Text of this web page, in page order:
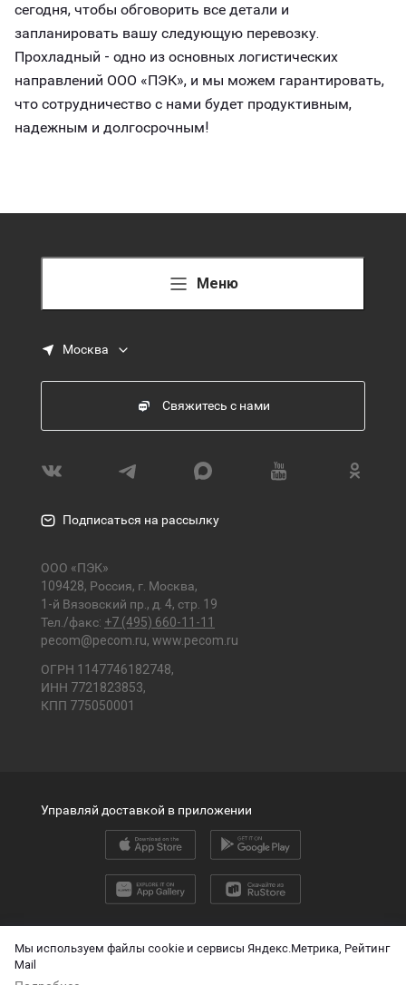
Мы используем файлы cookie и сервисы Яндекс.Метрика, Рейтинг
Mail
сегодня, чтобы обговорить все детали и
запланировать вашу следующую перевозку.
Прохладный - одно из основных логистических
направлений ООО «ПЭК», и мы можем гарантировать,
что сотрудничество с нами будет продуктивным,
надежным и долгосрочным!
Меню
Москва
Свяжитесь с нами
Подписаться на рассылку
ООО «ПЭК»
109428, Россия, г. Москва,
1-й Вязовский пр., д. 4, стр. 19
Тел./факс: +7 (495) 660-11-11
pecom@pecom.ru, www.pecom.ru
ОГРН 1147746182748,
ИНН 7721823853,
КПП 775050001
2026 © ООО «ПЭК»
Управляй доставкой в приложении